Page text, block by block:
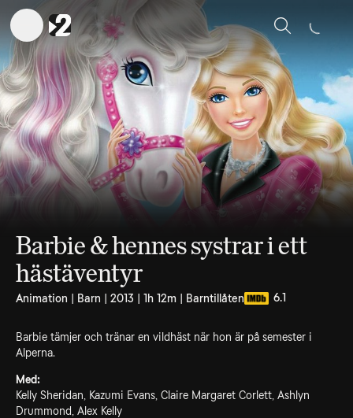
Sök
Barbie & hennes systrar i ett
hästäventyr
Animation | Barn | 2013 | 1h 12m | Barntillåten 6.1
Barbie tämjer och tränar en vildhäst när hon är på semester i
Alperna.
Med:
Kelly Sheridan, Kazumi Evans, Claire Margaret Corlett, Ashlyn
Drummond, Alex Kelly